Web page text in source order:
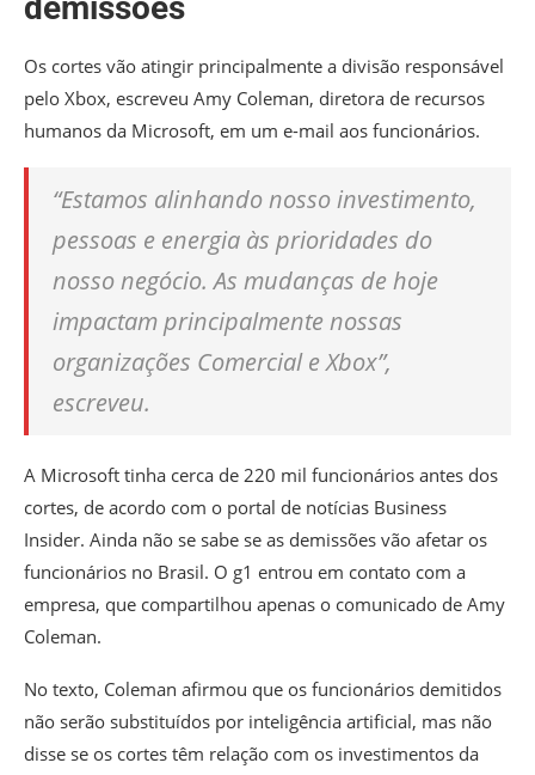
demissões
Os cortes vão atingir principalmente a divisão responsável
pelo Xbox, escreveu Amy Coleman, diretora de recursos
humanos da Microsoft, em um e-mail aos funcionários.
“Estamos alinhando nosso investimento,
pessoas e energia às prioridades do
nosso negócio. As mudanças de hoje
impactam principalmente nossas
organizações Comercial e Xbox”,
escreveu.
A Microsoft tinha cerca de 220 mil funcionários antes dos
cortes, de acordo com o portal de notícias Business
Insider. Ainda não se sabe se as demissões vão afetar os
funcionários no Brasil. O g1 entrou em contato com a
empresa, que compartilhou apenas o comunicado de Amy
Coleman.
No texto, Coleman afirmou que os funcionários demitidos
não serão substituídos por inteligência artificial, mas não
disse se os cortes têm relação com os investimentos da